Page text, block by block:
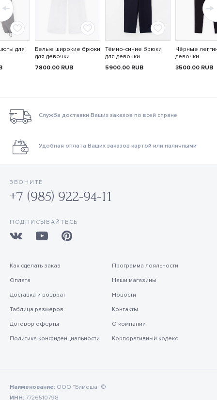
для
Белые широкие брюки
для девочки
7800.00 RUB
Тёмно-синие брюки
для девочки
5900.00 RUB
Чёрные
девочки
3500.00 RUB
Служба доставки Ваших заказов по всей стране
Удобная оплата Ваших заказов картой или наличными
ЗВОНИТЕ
+7 (985) 922-94-11
ПОДПИСЫВАЙТЕСЬ
Как сделать заказ
Оплата
Доставка и возврат
Таблица размеров
Договор оферты
Политика конфиденциальности
Программа лояльности
Наши магазины
Новости
Контакты
О компании
Корпоративный кодекс
Наименование: ООО "Бимоша" ©
ИНН: 7726510798